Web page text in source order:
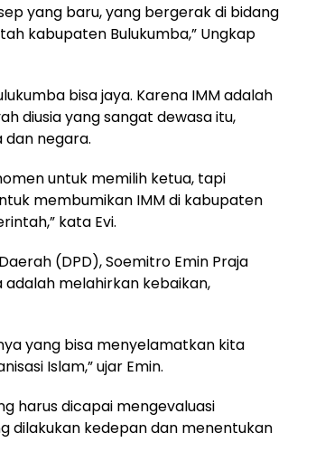
yang baru, yang bergerak di bidang
kabupaten Bulukumba,” Ungkap
bisa jaya. Karena IMM adalah
diusia yang sangat dewasa itu,
negara.
untuk memilih ketua, tapi
membumikan IMM di kabupaten
kata Evi.
(DPD), Soemitro Emin Praja
melahirkan kebaikan,
yang bisa menyelamatkan kita
Islam,” ujar Emin.
harus dicapai mengevaluasi
dilakukan kedepan dan menentukan